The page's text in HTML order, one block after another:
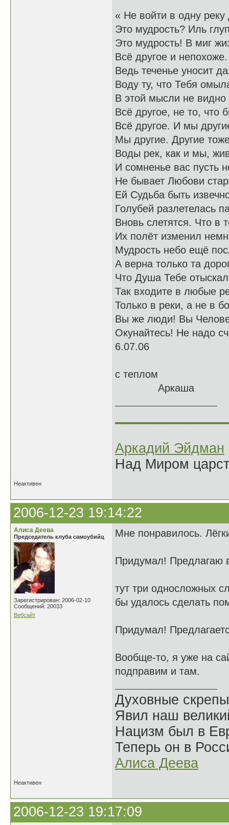
« Не войти в одну
Это мудрость? Иль
Это мудрость! В миг
Всё другое и непохоже.
Ведь теченье уносит
Воду ту, что Тебя
В этой мысли не
Всё другое, не то, что
Всё другое. И мы
Мы другие. Другие
Воды рек, как и мы,
И сомненье вас пусть
Не бывает Любови
Ей Судьба быть
Голубей разлетелась
Вновь слетятся. Что в
Их полёт изменил
Мудрость небо ещё
А верна только та
Что Душа Тебе
Так входите в любые
Только в реки, а не в
Вы же люди! Вы
Окунайтесь! Не надо
6.07.06
с теплом
Аркаша
Аркадий Эйдман
Над Миром
Неактивен
2006-12-23 19:14:22
Алиса Деева
Председатель клуба самоубийц
Зарегистрирован: 2006-02-10
Сообщений: 20033
Вебсайт
Мне понравилось.
Придумал!
тут три односложных
бы удалось сделать
Придумал!
Вообще-то, я уже на
подправим и там.
Духовные
Явил наш
Нацизм был в
Теперь он в
Алиса Деева
Неактивен
2006-12-23 19:17:09